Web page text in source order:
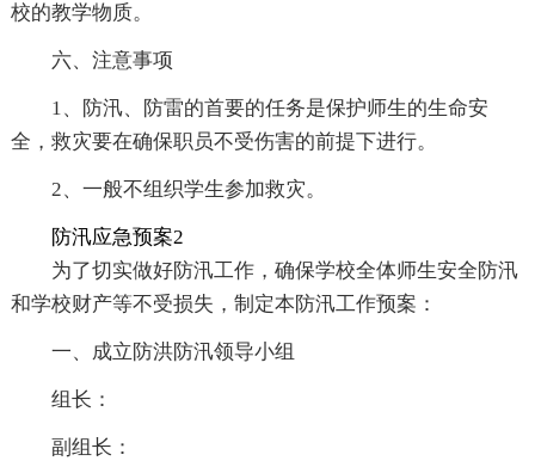
校的教学物质。
六、注意事项
1、防汛、防雷的首要的任务是保护师生的生命安
全，救灾要在确保职员不受伤害的前提下进行。
2、一般不组织学生参加救灾。
防汛应急预案2
为了切实做好防汛工作，确保学校全体师生安全防汛
和学校财产等不受损失，制定本防汛工作预案：
一、成立防洪防汛领导小组
组长：
副组长：